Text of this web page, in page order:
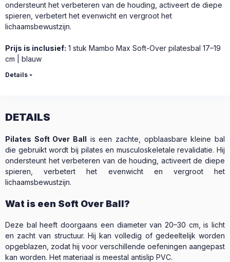
ondersteunt het verbeteren van de houding, activeert de diepe
spieren, verbetert het evenwicht en vergroot het
lichaamsbewustzijn.
Prijs is inclusief: 1 stuk Mambo Max Soft-Over pilatesbal 17–19
cm | blauw
Details
DETAILS
Pilates Soft Over Ball is een zachte, opblaasbare kleine bal
die gebruikt wordt bij pilates en musculoskeletale revalidatie. Hij
ondersteunt het verbeteren van de houding, activeert de diepe
spieren, verbetert het evenwicht en vergroot het
lichaamsbewustzijn.
Wat is een Soft Over Ball?
Deze bal heeft doorgaans een diameter van 20–30 cm, is licht
en zacht van structuur. Hij kan volledig of gedeeltelijk worden
opgeblazen, zodat hij voor verschillende oefeningen aangepast
kan worden. Het materiaal is meestal antislip PVC.